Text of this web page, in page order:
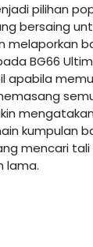
pilihan
bersaing
melaporkan
BG66
apabila
kumpulan
mencari tali
lama.